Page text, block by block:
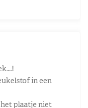
in een
plaatje niet